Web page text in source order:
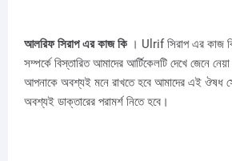
আলরিফ সিরাপ এর কাজ কি। Ulrif সিরাপ এর কাজ
সম্পর্কে বিস্তারিত আমাদের আর্টিকেলটি দেখে জেনে
আপনাকে অবশ্যই মনে রাখতে হবে আমাদের এই ঔষধ
অবশ্যই ডাক্তারের পরামর্শ নিতে হবে।